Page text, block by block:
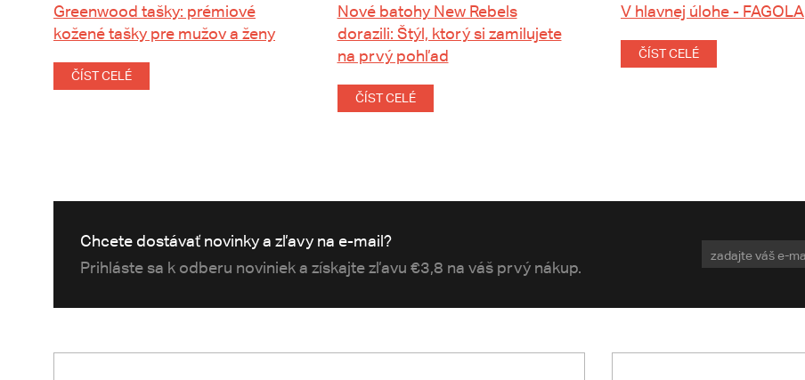
Greenwood tašky: prémiové
kožené tašky pre mužov a ženy
ČÍST CELÉ
Nové batohy New Rebels
dorazili: Štýl, ktorý si zamilujete
na prvý pohľad
ČÍST CELÉ
V hlavnej úlohe - FAGOLA
ČÍST CELÉ
Chcete dostávať novinky a zľavy na e-mail?
Prihláste sa k odberu noviniek a získajte zľavu €3,8 na váš prvý nákup.